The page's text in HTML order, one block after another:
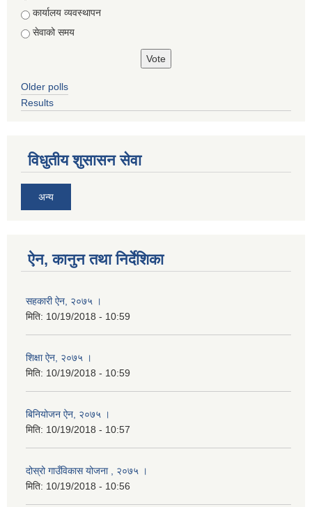
कार्यालय व्यवस्थापन
सेवाको समय
Older polls
Results
विधुतीय शुसासन सेवा
अन्य
ऐन, कानुन तथा निर्देशिका
सहकारी ऐन, २०७५ ।
मिति: 10/19/2018 - 10:59
शिक्षा ऐन, २०७५ ।
मिति: 10/19/2018 - 10:59
बिनियोजन ऐन, २०७५ ।
मिति: 10/19/2018 - 10:57
दोस्रो गाउँविकास योजना , २०७५ ।
मिति: 10/19/2018 - 10:56